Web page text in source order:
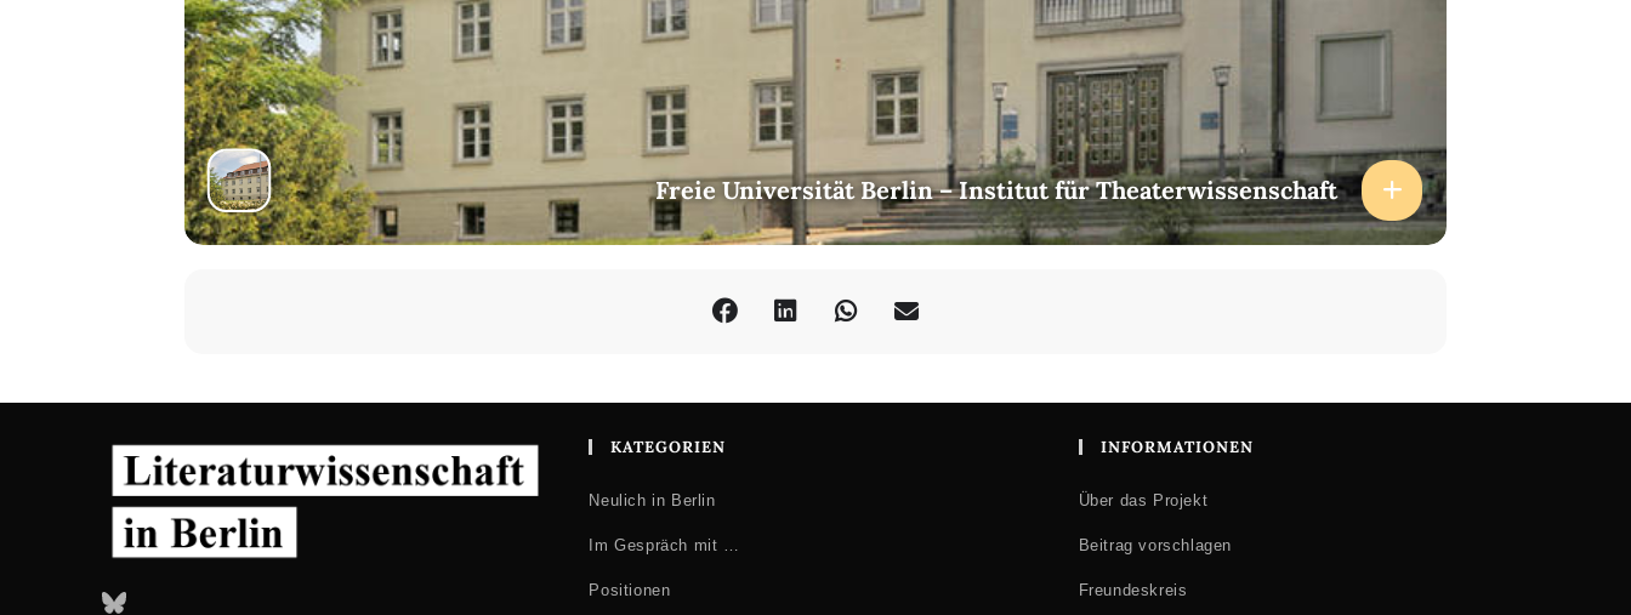
Freie Universität Berlin – Institut für Theaterwissenschaft
Bluesky
KATEGORIEN
Neulich in Berlin
Im Gespräch mit …
Positionen
INFORMATIONEN
Über das Projekt
Beitrag vorschlagen
Freundeskreis